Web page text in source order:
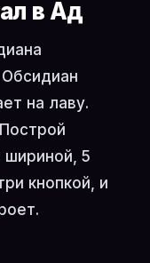
в Ад
на лаву.
шириной, 5
кнопкой, и